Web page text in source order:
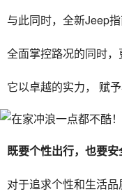
与此同时，全新Jeep
全面掌控路况的同时，
它以卓越的实力， 赋
既要个性出行，也要
对于追求个性和生活品